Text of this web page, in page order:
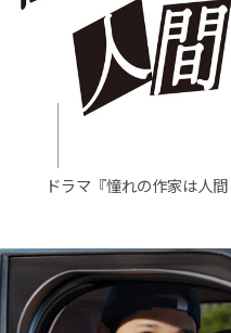
ドラマ『憧れの作家は人